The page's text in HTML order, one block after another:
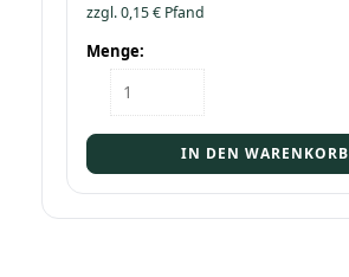
zzgl.0,15€ Pfand
Menge:
Flasche
Heiligentaler
GDB2
Menge
IN DEN WARENKORB